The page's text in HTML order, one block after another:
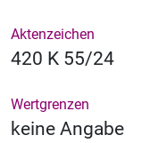
Aktenzeichen
420 K 55/24
Wertgrenzen
keine Angabe